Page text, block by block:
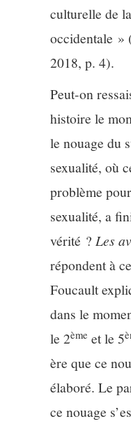
culturelle de
occidentale »
2018, p. 4).
Peut-on
histoire le
le nouage du
sexualité, où
problème
sexualité, a
vérité ?Les
répondent à
Foucault
dans le
le 2ème et le 5
ère que ce
élaboré. Le
ce nouage